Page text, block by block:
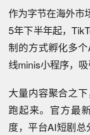
作为字节在海外市
5年下半年起，
制的方式孵化多
线minis小程序，吸
大量内容聚合之
跑起来。官方最
度，平台AI短剧